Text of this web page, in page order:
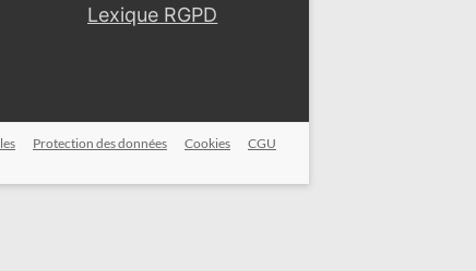
Lexique RGPD
Protection des données Cookies CGU